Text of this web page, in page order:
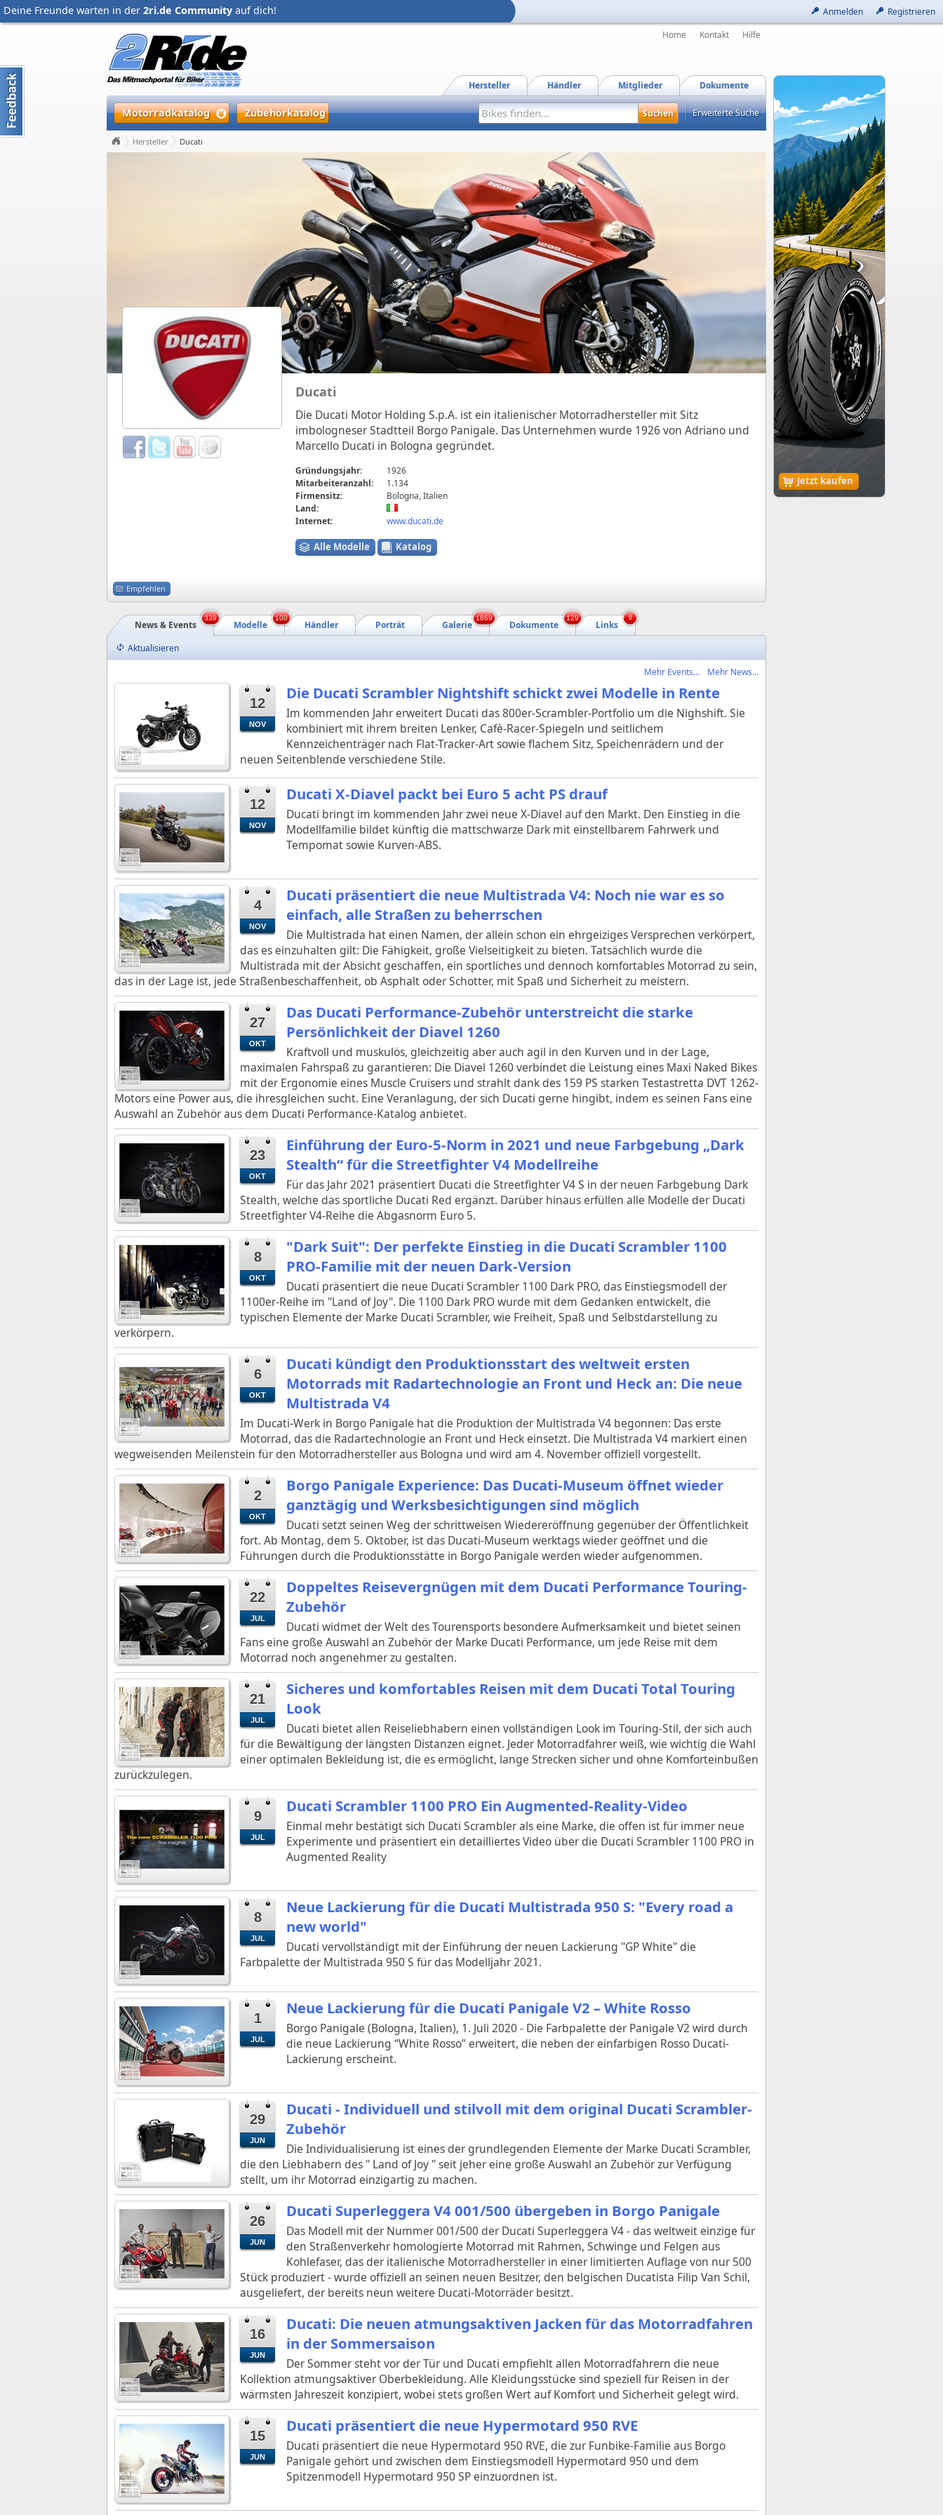
Anmelden Registrieren
Deine Freunde warten in der 2ri.de Community auf dich!
Jetzt kaufen
Home Kontakt Hilfe
Dokumente
Mitglieder
Händler
Hersteller
Motorradkatalog Zubehörkatalog Erweiterte Suche
Hersteller Ducati
Ducati
Die Ducati Motor Holding S.p.A. ist ein italienischer Motorradhersteller mit Sitz
imbologneser Stadtteil Borgo Panigale. Das Unternehmen wurde 1926 von Adriano und
Marcello Ducati in Bologna gegründet.
Gründungsjahr:
1926
Mitarbeiteranzahl:
1.134
Firmensitz:
Bologna, Italien
Land:
Internet:
www.ducati.de
Alle Modelle Katalog
Empfehlen
Links
Dokumente
Galerie
Porträt
Händler
Modelle
News & Events
339 100 1869 129 6
Aktualisieren
Mehr Events...
Mehr News...
12
NOV
Die Ducati Scrambler Nightshift schickt zwei Modelle in Rente
Im kommenden Jahr erweitert Ducati das 800er-Scrambler-Portfolio um die Nighshift. Sie
kombiniert mit ihrem breiten Lenker, Cafè-Racer-Spiegeln und seitlichem
Kennzeichenträger nach Flat-Tracker-Art sowie flachem Sitz, Speichenrädern und der
neuen Seitenblende verschiedene Stile.
12
NOV
Ducati X-Diavel packt bei Euro 5 acht PS drauf
Ducati bringt im kommenden Jahr zwei neue X-Diavel auf den Markt. Den Einstieg in die
Modellfamilie bildet künftig die mattschwarze Dark mit einstellbarem Fahrwerk und
Tempomat sowie Kurven-ABS.
4
NOV
Ducati präsentiert die neue Multistrada V4: Noch nie war es so
einfach, alle Straßen zu beherrschen
Die Multistrada hat einen Namen, der allein schon ein ehrgeiziges Versprechen verkörpert,
das es einzuhalten gilt: Die Fähigkeit, große Vielseitigkeit zu bieten. Tatsächlich wurde die
Multistrada mit der Absicht geschaffen, ein sportliches und dennoch komfortables Motorrad zu sein,
das in der Lage ist, jede Straßenbeschaffenheit, ob Asphalt oder Schotter, mit Spaß und Sicherheit zu meistern.
27
OKT
Das Ducati Performance-Zubehör unterstreicht die starke
Persönlichkeit der Diavel 1260
Kraftvoll und muskulös, gleichzeitig aber auch agil in den Kurven und in der Lage,
maximalen Fahrspaß zu garantieren: Die Diavel 1260 verbindet die Leistung eines Maxi Naked Bikes
mit der Ergonomie eines Muscle Cruisers und strahlt dank des 159 PS starken Testastretta DVT 1262-
Motors eine Power aus, die ihresgleichen sucht. Eine Veranlagung, der sich Ducati gerne hingibt, indem es seinen Fans eine
Auswahl an Zubehör aus dem Ducati Performance-Katalog anbietet.
23
OKT
Einführung der Euro-5-Norm in 2021 und neue Farbgebung „Dark
Stealth“ für die Streetfighter V4 Modellreihe
Für das Jahr 2021 präsentiert Ducati die Streetfighter V4 S in der neuen Farbgebung Dark
Stealth, welche das sportliche Ducati Red ergänzt. Darüber hinaus erfüllen alle Modelle der Ducati
Streetfighter V4-Reihe die Abgasnorm Euro 5.
8
OKT
"Dark Suit": Der perfekte Einstieg in die Ducati Scrambler 1100
PRO-Familie mit der neuen Dark-Version
Ducati präsentiert die neue Ducati Scrambler 1100 Dark PRO, das Einstiegsmodell der
1100er-Reihe im "Land of Joy". Die 1100 Dark PRO wurde mit dem Gedanken entwickelt, die
typischen Elemente der Marke Ducati Scrambler, wie Freiheit, Spaß und Selbstdarstellung zu
verkörpern.
6
OKT
Ducati kündigt den Produktionsstart des weltweit ersten
Motorrads mit Radartechnologie an Front und Heck an: Die neue
Multistrada V4
Im Ducati-Werk in Borgo Panigale hat die Produktion der Multistrada V4 begonnen: Das erste
Motorrad, das die Radartechnologie an Front und Heck einsetzt. Die Multistrada V4 markiert einen
wegweisenden Meilenstein für den Motorradhersteller aus Bologna und wird am 4. November offiziell vorgestellt.
2
OKT
Borgo Panigale Experience: Das Ducati-Museum öffnet wieder
ganztägig und Werksbesichtigungen sind möglich
Ducati setzt seinen Weg der schrittweisen Wiedereröffnung gegenüber der Öffentlichkeit
fort. Ab Montag, dem 5. Oktober, ist das Ducati-Museum werktags wieder geöffnet und die
Führungen durch die Produktionsstätte in Borgo Panigale werden wieder aufgenommen.
22
JUL
Doppeltes Reisevergnügen mit dem Ducati Performance Touring-
Zubehör
Ducati widmet der Welt des Tourensports besondere Aufmerksamkeit und bietet seinen
Fans eine große Auswahl an Zubehör der Marke Ducati Performance, um jede Reise mit dem
Motorrad noch angenehmer zu gestalten.
21
JUL
Sicheres und komfortables Reisen mit dem Ducati Total Touring
Look
Ducati bietet allen Reiseliebhabern einen vollständigen Look im Touring-Stil, der sich auch
für die Bewältigung der längsten Distanzen eignet. Jeder Motorradfahrer weiß, wie wichtig die Wahl
einer optimalen Bekleidung ist, die es ermöglicht, lange Strecken sicher und ohne Komforteinbußen
zurückzulegen.
9
JUL
Ducati Scrambler 1100 PRO Ein Augmented-Reality-Video
Einmal mehr bestätigt sich Ducati Scrambler als eine Marke, die offen ist für immer neue
Experimente und präsentiert ein detailliertes Video über die Ducati Scrambler 1100 PRO in
Augmented Reality
8
JUL
Neue Lackierung für die Ducati Multistrada 950 S: "Every road a
new world"
Ducati vervollständigt mit der Einführung der neuen Lackierung "GP White" die
Farbpalette der Multistrada 950 S für das Modelljahr 2021.
1
JUL
Neue Lackierung für die Ducati Panigale V2 – White Rosso
Borgo Panigale (Bologna, Italien), 1. Juli 2020 - Die Farbpalette der Panigale V2 wird durch
die neue Lackierung “White Rosso” erweitert, die neben der einfarbigen Rosso Ducati-
Lackierung erscheint.
29
JUN
Ducati - Individuell und stilvoll mit dem original Ducati Scrambler-
Zubehör
Die Individualisierung ist eines der grundlegenden Elemente der Marke Ducati Scrambler,
die den Liebhabern des " Land of Joy " seit jeher eine große Auswahl an Zubehör zur Verfügung
stellt, um ihr Motorrad einzigartig zu machen.
26
JUN
Ducati Superleggera V4 001/500 übergeben in Borgo Panigale
Das Modell mit der Nummer 001/500 der Ducati Superleggera V4 - das weltweit einzige für
den Straßenverkehr homologierte Motorrad mit Rahmen, Schwinge und Felgen aus
Kohlefaser, das der italienische Motorradhersteller in einer limitierten Auflage von nur 500
Stück produziert - wurde offiziell an seinen neuen Besitzer, den belgischen Ducatista Filip Van Schil,
ausgeliefert, der bereits neun weitere Ducati-Motorräder besitzt.
16
JUN
Ducati: Die neuen atmungsaktiven Jacken für das Motorradfahren
in der Sommersaison
Der Sommer steht vor der Tür und Ducati empfiehlt allen Motorradfahrern die neue
Kollektion atmungsaktiver Oberbekleidung. Alle Kleidungsstücke sind speziell für Reisen in der
wärmsten Jahreszeit konzipiert, wobei stets großen Wert auf Komfort und Sicherheit gelegt wird.
15
JUN
Ducati präsentiert die neue Hypermotard 950 RVE
Ducati präsentiert die neue Hypermotard 950 RVE, die zur Funbike-Familie aus Borgo
Panigale gehört und zwischen dem Einstiegsmodell Hypermotard 950 und dem
Spitzenmodell Hypermotard 950 SP einzuordnen ist.